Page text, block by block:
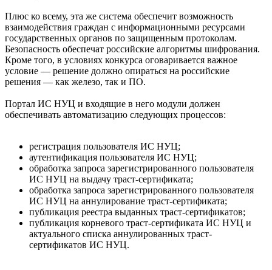
Плюс ко всему, эта же система обеспечит возможность
взаимодействия граждан с информационными ресурсами
государственных органов по защищенным протоколам.
Безопасность обеспечат российские алгоритмы шифрования.
Кроме того, в условиях конкурса оговаривается важное
условие — решение должно опираться на российские
решения — как железо, так и ПО.
Портал ИС НУЦ и входящие в него модули должен
обеспечивать автоматизацию следующих процессов:
регистрация пользователя ИС НУЦ;
аутентификация пользователя ИС НУЦ;
обработка запроса зарегистрированного пользователя
ИС НУЦ на выдачу траст-сертификата;
обработка запроса зарегистрированного пользователя
ИС НУЦ на аннулирование траст-сертификата;
публикация реестра выданных траст-сертификатов;
публикация корневого траст-сертификата ИС НУЦ и
актуального списка аннулированных траст-
сертификатов ИС НУЦ.